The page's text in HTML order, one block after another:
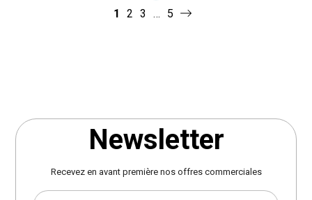
1 2 3 … 5
Newsletter
Recevez en avant première nos offres commerciales